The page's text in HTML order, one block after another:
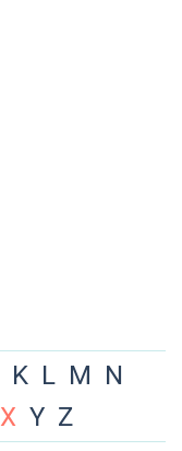
K L M N
X Y Z